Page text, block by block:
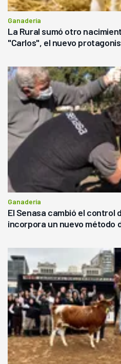
Ganadería
La Rural sumó otro
"Carlos", el nuevo
Ganadería
El Senasa cambió el control
incorpora un nuevo método